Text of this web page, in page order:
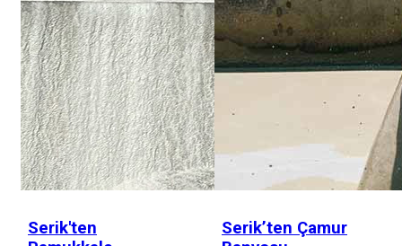
Serik'ten
Serik’ten Çamur